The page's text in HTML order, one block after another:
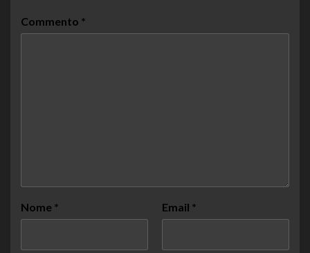
Commento *
Nome * Email *